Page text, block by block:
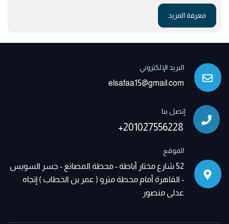
معرفة المزيد
البريد الإلكتروني
elsafaa15@gmail.com
إتصل بنا
+201027556228
الموقع
52 شارع مختار أباطة - محطة المصانع - جسر السويس
- القاهرة أمام محطة مترو ( عمر بن الخطاب ) إتجاه
عدلى منصور